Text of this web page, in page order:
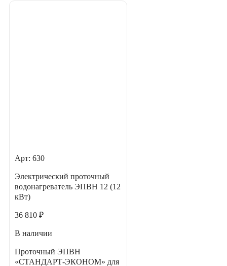
Арт: 630
Электрический проточный
водонагреватель ЭПВН 12 (12
кВт)
36 810 ₽
В наличии
Проточный ЭПВН
«СТАНДАРТ-ЭКОНОМ» для